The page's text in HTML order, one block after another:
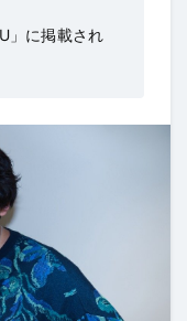
」に掲載され